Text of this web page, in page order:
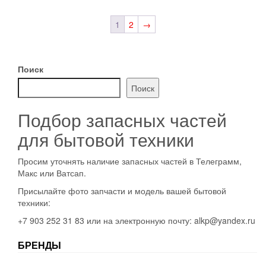
1 2 →
Поиск
Поиск
Подбор запасных частей
для бытовой техники
Просим уточнять наличие запасных частей в Телеграмм,
Макс или Ватсап.
Присылайте фото запчасти и модель вашей бытовой
техники:
+7 903 252 31 83 или на электронную почту: alkp@yandex.ru
БРЕНДЫ